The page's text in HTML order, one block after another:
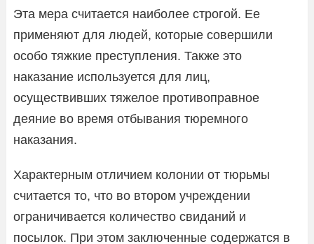
Эта мера считается наиболее строгой. Ее
применяют для людей, которые совершили
особо тяжкие преступления. Также это
наказание используется для лиц,
осуществивших тяжелое противоправное
деяние во время отбывания тюремного
наказания.
Характерным отличием колонии от тюрьмы
считается то, что во втором учреждении
ограничивается количество свиданий и
посылок. При этом заключенные содержатся в